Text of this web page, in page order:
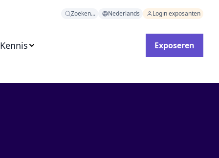
Zoeken... Nederlands Login exposanten
Exposeren